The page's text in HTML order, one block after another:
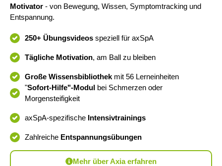
Motivator - von Bewegung, Wissen, Symptomtracking und
Entspannung.
250+ Übungsvideos speziell für axSpA
Tägliche Motivation, am Ball zu bleiben
Große Wissensbibliothek mit 56 Lerneinheiten
"Sofort-Hilfe"-Modul bei Schmerzen oder
Morgensteifigkeit
axSpA-spezifische Intensivtrainings
Zahlreiche Entspannungsübungen
Mehr über Axia erfahren